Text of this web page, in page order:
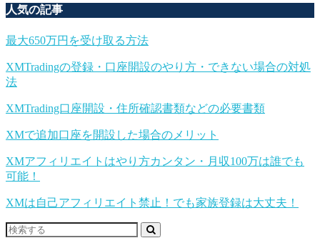
人気の記事
最大650万円を受け取る方法
XMTradingの登録・口座開設のやり方・できない場合の対処
法
XMTrading口座開設・住所確認書類などの必要書類
XMで追加口座を開設した場合のメリット
XMアフィリエイトはやり方カンタン・月収100万は誰でも
可能！
XMは自己アフィリエイト禁止！でも家族登録は大丈夫！